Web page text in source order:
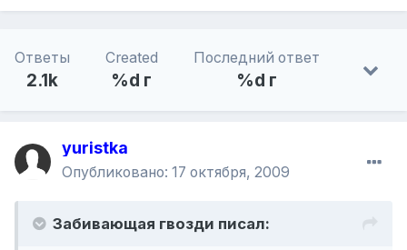
Ответы
2.1k
Created
%d г
Последний ответ
%d г
yuristka
Опубликовано: 17 октября, 2009
Забивающая гвозди писал: